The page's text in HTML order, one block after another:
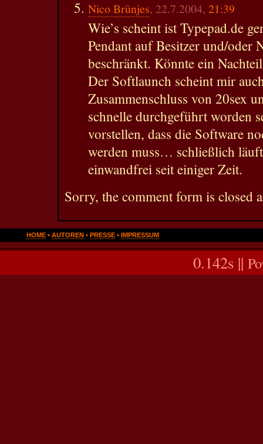
Nico Brünjes, 22.7.2004, 21:39
Wie’s scheint ist Typepad.de
Pendant auf Besitzer und/oder
beschränkt. Könnte ein
Der Softlaunch scheint mir
Zusammenschluss von 20sex
schnelle durchgeführt worden
vorstellen, dass die Software
werden muss… schließlich
einwandfrei seit einiger Zeit.
Sorry, the comment form is closed
HOME • AUTOREN • PRESSE • IMPRESSUM
0.142s ||